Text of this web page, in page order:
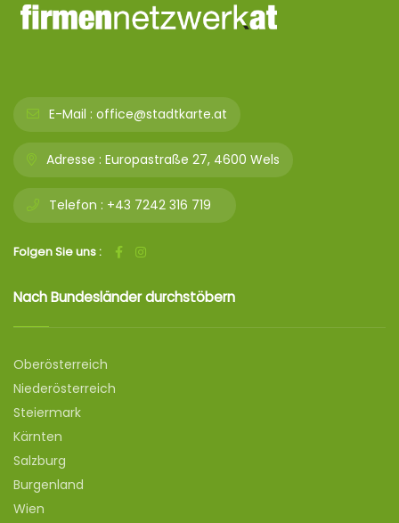
E-Mail : office@stadtkarte.at
Adresse : Europastraße 27, 4600 Wels
Telefon : +43 7242 316 719
Folgen Sie uns :
Nach Bundesländer durchstöbern
Oberösterreich
Niederösterreich
Steiermark
Kärnten
Salzburg
Burgenland
Wien